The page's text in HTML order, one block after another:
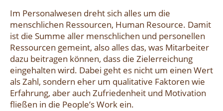
Im Personalwesen dreht sich alles um die
menschlichen Ressourcen, Human Resource. Damit
ist die Summe aller menschlichen und personellen
Ressourcen gemeint, also alles das, was Mitarbeiter
dazu beitragen können, dass die Zielerreichung
eingehalten wird. Dabei geht es nicht um einen Wert
als Zahl, sondern eher um qualitative Faktoren wie
Erfahrung, aber auch Zufriedenheit und Motivation
fließen in die People’s Work ein.